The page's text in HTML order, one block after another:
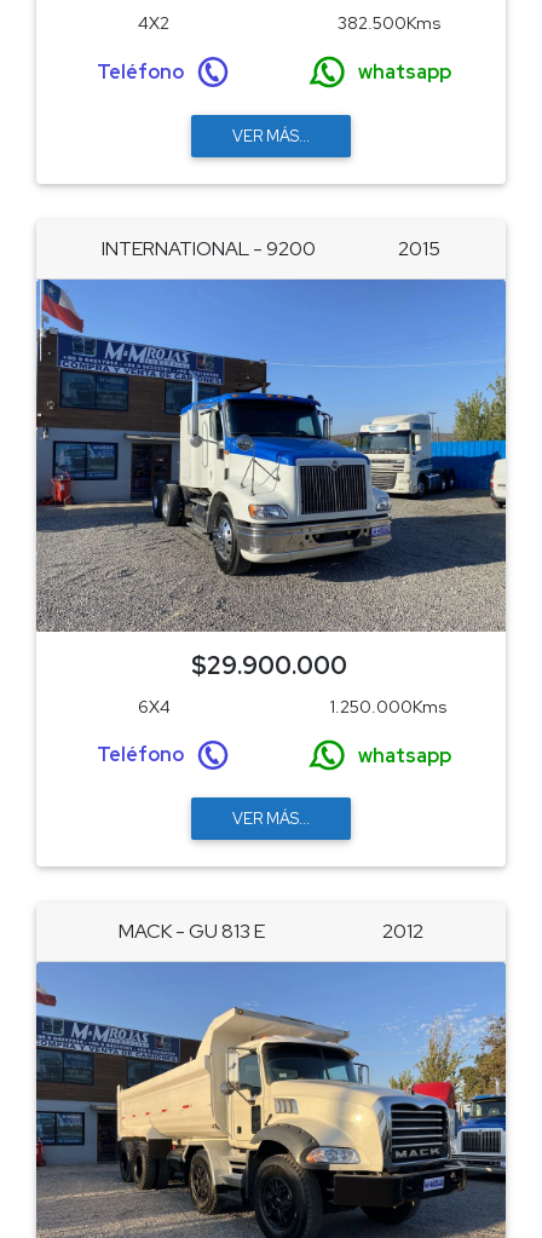
4X2 382.500Kms
Teléfono whatsapp
VER MÁS...
INTERNATIONAL - 9200 2015
$29.900.000
6X4 1.250.000Kms
Teléfono whatsapp
VER MÁS...
MACK - GU 813 E 2012